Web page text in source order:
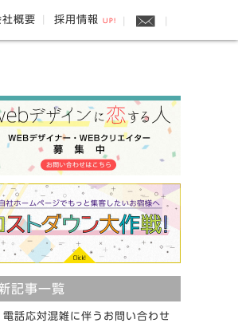
社概要 採用情報 UP!
記事一覧
電話応対混雑に伴うお問い合わせ